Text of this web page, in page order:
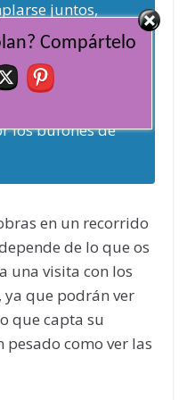
juntos,
Las
espacio
a un
los bufones de
en un recorrido
de lo que os
una visita con los
ya que podrán ver
que capta su
pesado como ver las
Compártelo